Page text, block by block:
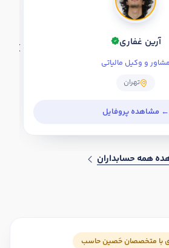
آرین غفاری
مشاور و وکیل مالیاتی
تهران
همه حسابداران
با متخصصان حَصین حاسب